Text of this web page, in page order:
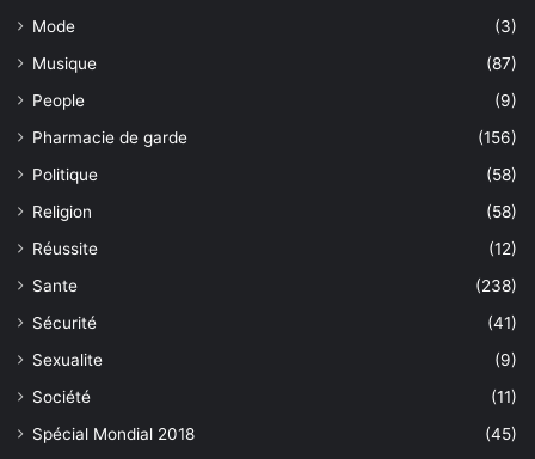
Mode
(3)
Musique
(87)
People
(9)
Pharmacie de garde
(156)
Politique
(58)
Religion
(58)
Réussite
(12)
Sante
(238)
Sécurité
(41)
Sexualite
(9)
Société
(11)
Spécial Mondial 2018
(45)